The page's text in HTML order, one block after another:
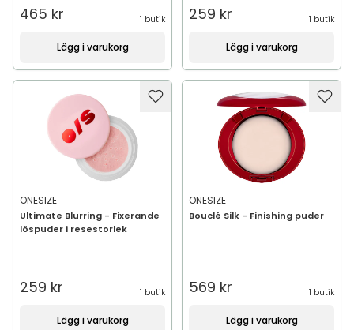
465 kr 1 butik
Lägg i varukorg
259 kr 1 butik
Lägg i varukorg
ONESIZE
Ultimate Blurring - Fixerande
löspuder i resestorlek
259 kr 1 butik
Lägg i varukorg
ONESIZE
Bouclé Silk - Finishing puder
569 kr 1 butik
Lägg i varukorg